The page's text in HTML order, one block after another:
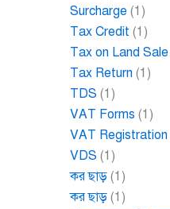
Surcharge (1)
Tax Credit (1)
Tax on Land Sale
Tax Return (1)
TDS (1)
VAT Forms (1)
VAT Registration
VDS (1)
কর ছাড় (1)
কর ছাড় (1)